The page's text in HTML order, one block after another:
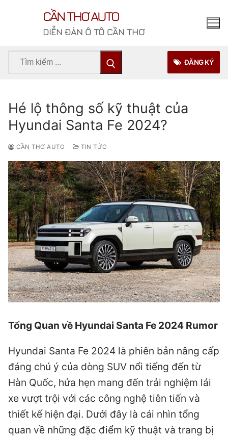
CẦN THƠ AUTO
DIỄN ĐÀN Ô TÔ CẦN THƠ
Tìm
ĐĂNG KÝ
Hé lộ thông số kỹ thuật của
Hyundai Santa Fe 2024?
CẦN THƠ AUTO TIN TỨC
Tổng Quan về Hyundai Santa Fe 2024 Rumor
Hyundai Santa Fe 2024 là phiên bản nâng cấp
đáng chú ý của dòng SUV nổi tiếng đến từ
Hàn Quốc, hứa hẹn mang đến trải nghiệm lái
xe vượt trội với các công nghệ tiên tiến và
thiết kế hiện đại. Dưới đây là cái nhìn tổng
quan về những đặc điểm kỹ thuật và trang bị